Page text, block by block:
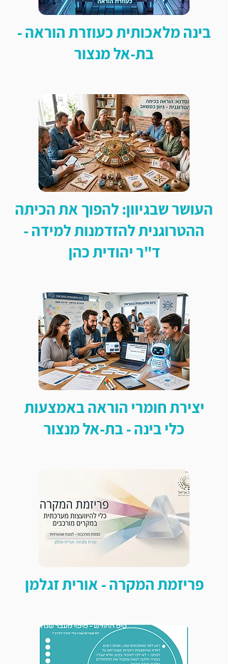
בינה מלאכותית כעוזרת הוראה -
בת-אל מנצור
העושר שבגיוון: להפוך את הכיתה
ההטרוגנית להזדמנות למידה -
ד"ר יהודית כהן
יצירת חומרי הוראה באמצעות
כלי בינה - בת-אל מנצור
פריזמת המקרה - אורית זגלמן